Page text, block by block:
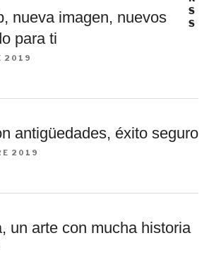
nueva imagen, nuevos
para ti
2019
antigüedades, éxito seguro
2019
un arte con mucha historia